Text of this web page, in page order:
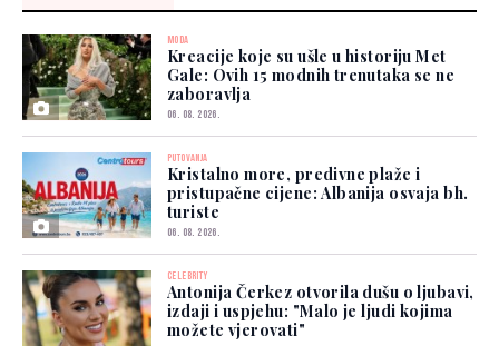
MODA
Kreacije koje su ušle u historiju Met
Gale: Ovih 15 modnih trenutaka se ne
zaboravlja
06. 08. 2026.
PUTOVANJA
Kristalno more, predivne plaže i
pristupačne cijene: Albanija osvaja bh.
turiste
06. 08. 2026.
CELEBRITY
Antonija Čerkez otvorila dušu o ljubavi,
izdaji i uspjehu: "Malo je ljudi kojima
možete vjerovati"